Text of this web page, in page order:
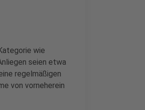
wie
seien etwa
regelmäßigen
von vorneherein